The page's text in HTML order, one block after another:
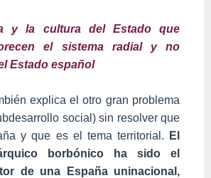
y la cultura del Estado que
el sistema radial y no
Estado español
explica el otro gran problema
social) sin resolver que
y que es el tema territorial.
El
borbónico ha sido el
de una España uninacional,